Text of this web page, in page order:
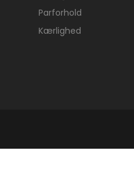
Parforhold
Kærlighed